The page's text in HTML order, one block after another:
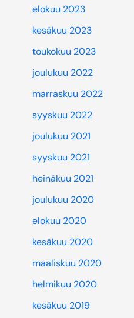
elokuu 2023
kesäkuu 2023
toukokuu 2023
joulukuu 2022
marraskuu 2022
syyskuu 2022
joulukuu 2021
syyskuu 2021
heinäkuu 2021
joulukuu 2020
elokuu 2020
kesäkuu 2020
maaliskuu 2020
helmikuu 2020
kesäkuu 2019